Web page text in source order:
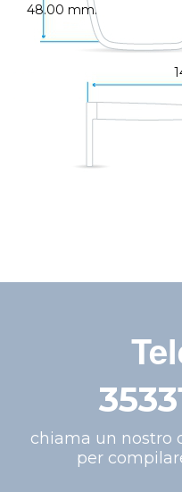
48.00 mm.
chiama un nostro
per